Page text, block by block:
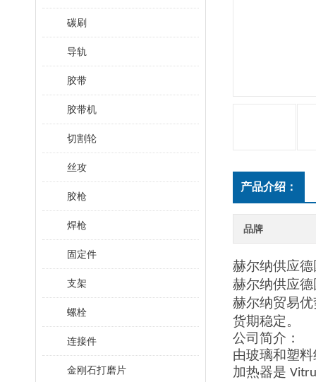
碳刷
导轨
胶带
胶带机
切割轮
丝攻
胶枪
焊枪
固定件
支架
螺栓
连接件
金刚石打磨片
产品介绍：
品牌
赫尔纳供应德
赫尔纳供应德
赫尔纳贸易
货期稳定。
公司简介：
由玻璃和塑
加热器是